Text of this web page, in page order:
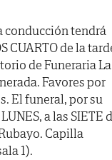
conducción tendrá
CUARTO de la
de Funeraria La
Favores por
El funeral, por su
a las SIETE
Capilla
1).